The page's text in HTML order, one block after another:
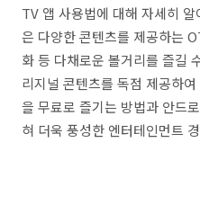
TV 앱 사용법에 대해 자세히
은 다양한 콘텐츠를 제공하는
화 등 다채로운 볼거리를 즐길
리지널 콘텐츠를 독점 제공하
을 무료로 즐기는 방법과 안드
혀 더욱 풍성한 엔터테인먼트